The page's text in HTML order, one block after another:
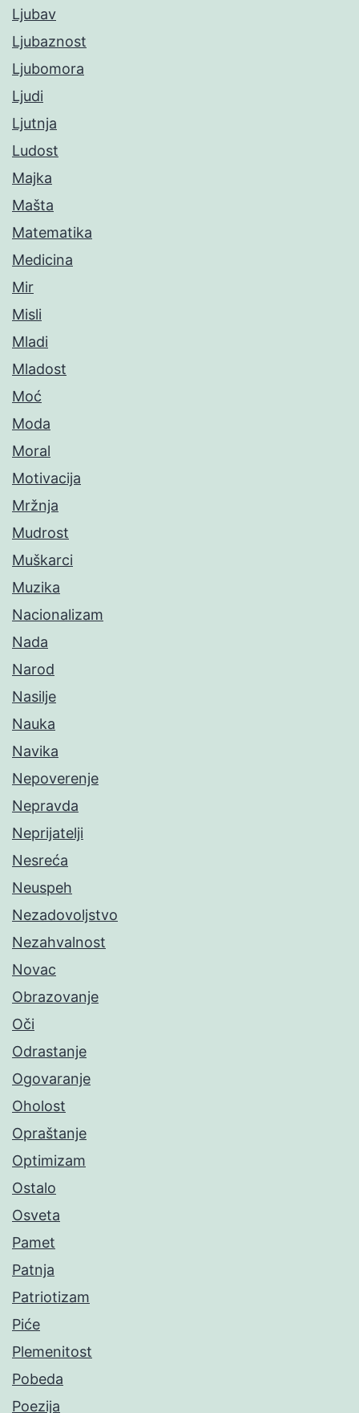
Ljubav
Ljubaznost
Ljubomora
Ljudi
Ljutnja
Ludost
Majka
Mašta
Matematika
Medicina
Mir
Misli
Mladi
Mladost
Moć
Moda
Moral
Motivacija
Mržnja
Mudrost
Muškarci
Muzika
Nacionalizam
Nada
Narod
Nasilje
Nauka
Navika
Nepoverenje
Nepravda
Neprijatelji
Nesreća
Neuspeh
Nezadovoljstvo
Nezahvalnost
Novac
Obrazovanje
Oči
Odrastanje
Ogovaranje
Oholost
Opraštanje
Optimizam
Ostalo
Osveta
Pamet
Patnja
Patriotizam
Piće
Plemenitost
Pobeda
Poezija